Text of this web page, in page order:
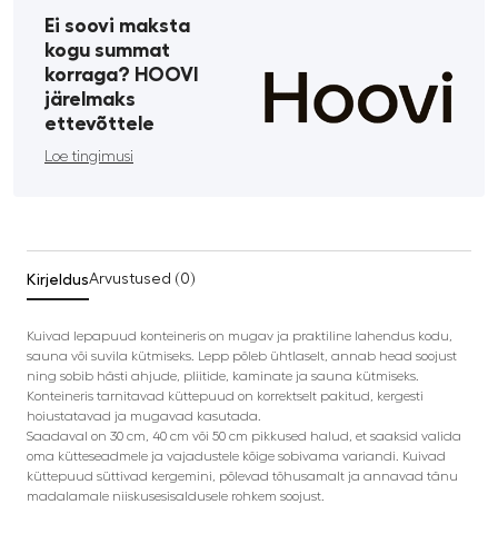
Ei soovi maksta
kogu summat
korraga? HOOVI
järelmaks
ettevõttele
Loe tingimusi
KirjeldusArvustused (0)
Kuivad lepapuud konteineris on mugav ja praktiline lahendus kodu,
sauna või suvila kütmiseks. Lepp põleb ühtlaselt, annab head soojust
ning sobib hästi ahjude, pliitide, kaminate ja sauna kütmiseks.
Konteineris tarnitavad küttepuud on korrektselt pakitud, kergesti
hoiustatavad ja mugavad kasutada.
Saadaval on 30 cm, 40 cm või 50 cm pikkused halud, et saaksid valida
oma kütteseadmele ja vajadustele kõige sobivama variandi. Kuivad
küttepuud süttivad kergemini, põlevad tõhusamalt ja annavad tänu
madalamale niiskusesisaldusele rohkem soojust.